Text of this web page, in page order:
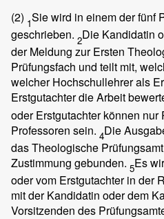
(2) 1Sie wird in einem der fünf
geschrieben. 2Die Kandidatin
der Meldung zur Ersten
Prüfungsfach und teilt mit,
welcher Hochschullehrer als
Erstgutachter die Arbeit
oder Erstgutachter können nur
Professoren sein. 4Die
das Theologische
Zustimmung gebunden. 5Es
oder vom Erstgutachter in der
mit der Kandidatin oder dem
Vorsitzenden des